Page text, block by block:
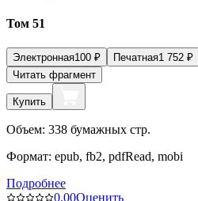
Том 51
Электронная100 ₽ Печатная1 752 ₽
Читать фрагмент
Купить
Объем: 338 бумажных стр.
Формат: epub, fb2, pdfRead, mobi
Подробнее
0.00Оценить